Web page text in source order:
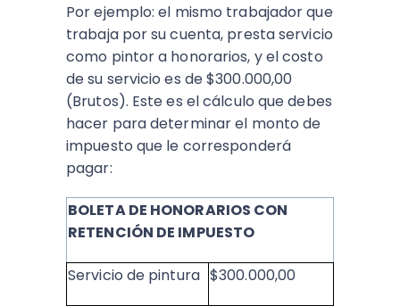
Por ejemplo: el mismo trabajador que
trabaja por su cuenta, presta servicio
como pintor a honorarios, y el costo
de su servicio es de $300.000,00
(Brutos). Este es el cálculo que debes
hacer para determinar el monto de
impuesto que le corresponderá
pagar:
BOLETA DE HONORARIOS CON
RETENCIÓN DE IMPUESTO
Servicio de pintura $300.000,00